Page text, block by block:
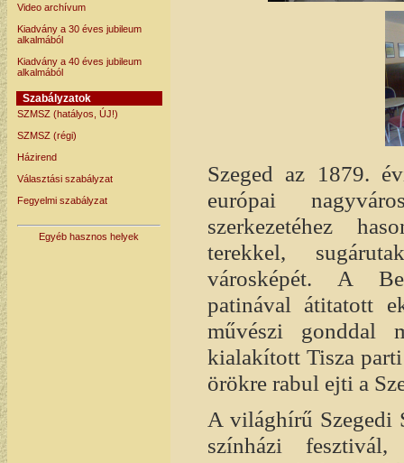
Video archívum
Kiadvány a 30 éves jubileum
alkalmából
Kiadvány a 40 éves jubileum
alkalmából
Szabályzatok
SZMSZ (hatályos, ÚJ!)
SZMSZ (régi)
Házirend
Választási szabályzat
Fegyelmi szabályzat
Egyéb hasznos helyek
Szeged az 1879.
európai
szerkezetéhez
terekkel,
városképét. A
patinával átitatott
művészi gonddal
kialakított Tisza parti
örökre rabul ejti a
A világhírű Szegedi
színházi